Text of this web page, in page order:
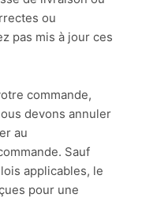
ou
pas mis à jour ces
commande,
devons annuler
au
Sauf
applicables, le
pour une